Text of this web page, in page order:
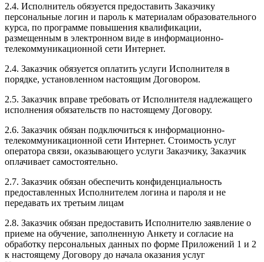
2.4. Исполнитель обязуется предоставить Заказчику
персональные логин и пароль к материалам образовательного
курса, по программе повышения квалификации,
размещенным в электронном виде в информационно-
телекоммуникационной сети Интернет.
2.4. Заказчик обязуется оплатить услуги Исполнителя в
порядке, установленном настоящим Договором.
2.5. Заказчик вправе требовать от Исполнителя надлежащего
исполнения обязательств по настоящему Договору.
2.6. Заказчик обязан подключиться к информационно-
телекоммуникационной сети Интернет. Стоимость услуг
оператора связи, оказывающего услуги Заказчику, Заказчик
оплачивает самостоятельно.
2.7. Заказчик обязан обеспечить конфиденциальность
предоставленных Исполнителем логина и пароля и не
передавать их третьим лицам
2.8. Заказчик обязан предоставить Исполнителю заявление о
приеме на обучение, заполненную Анкету и согласие на
обработку персональных данных по форме Приложений 1 и 2
к настоящему Договору до начала оказания услуг